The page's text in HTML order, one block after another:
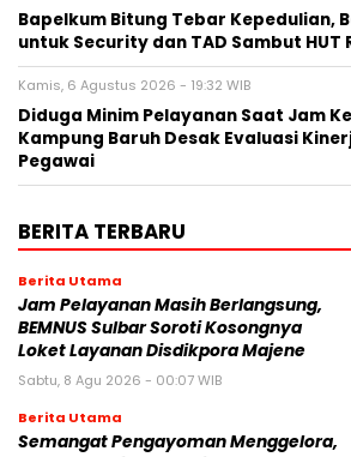
Bapelkum Bitung Tebar Kepedulian,
untuk Security dan TAD Sambut HUT
Kamis, 6 Agustus 2026 - 19:32 WIB
Diduga Minim Pelayanan Saat Jam
Kampung Baruh Desak Evaluasi
Pegawai
BERITA TERBARU
Berita Utama
Jam Pelayanan Masih Berlangsung,
BEMNUS Sulbar Soroti Kosongnya
Loket Layanan Disdikpora Majene
Sabtu, 8 Agu 2026 - 00:07 WIB
Berita Utama
Semangat Pengayoman Menggelora,